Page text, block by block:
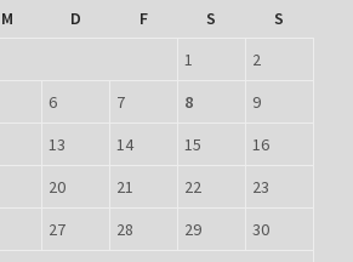
M D F S
S
1
2
6 7 8
9
13 14 15
16
20 21 22
23
27 28 29
30